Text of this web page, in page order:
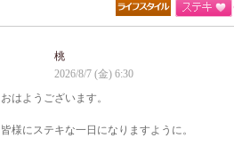
桃
2026/8/7 (金) 6:30
おはようございます。
皆様にステキな一日になりますように。